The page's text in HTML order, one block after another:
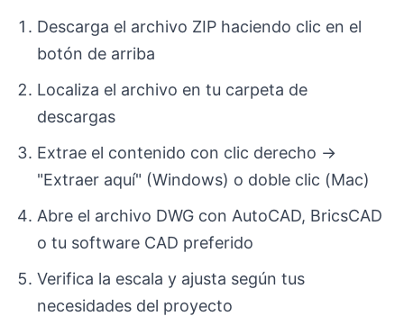
Descarga el archivo ZIP haciendo clic en el
botón de arriba
Localiza el archivo en tu carpeta de
descargas
Extrae el contenido con clic derecho →
"Extraer aquí" (Windows) o doble clic (Mac)
Abre el archivo DWG con AutoCAD, BricsCAD
o tu software CAD preferido
Verifica la escala y ajusta según tus
necesidades del proyecto